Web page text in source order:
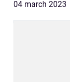
04 march 2023